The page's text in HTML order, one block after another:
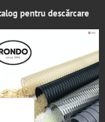
pentru descărcare